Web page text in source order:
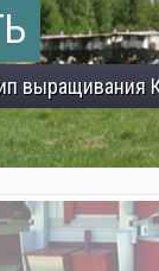
выращивания